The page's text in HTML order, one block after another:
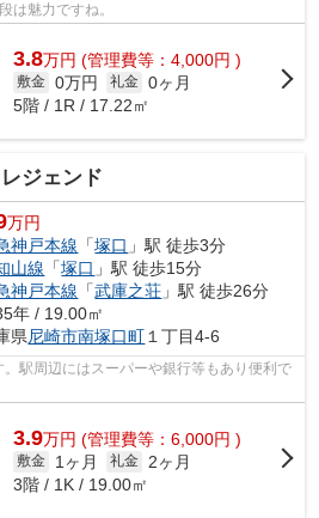
は魅力ですね。
3.8万円 (管理費等：4,000円 )
敷金 0万円 礼金 0ヶ月
5階 / 1R / 17.22㎡
ジェンド
万円
神戸本線 「塚口 」駅 徒歩3分
山線 「塚口 」駅 徒歩15分
神戸本線 「武庫之荘 」駅 徒歩26分
年 / 19.00㎡
県尼崎市南塚口町 １丁目4-6
駅周辺にはスーパーや銀行等もあり便利で
3.9万円 (管理費等：6,000円 )
敷金 1ヶ月 礼金
2ヶ月
3階 / 1K / 19.00㎡